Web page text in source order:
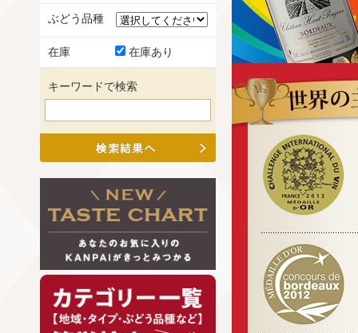
ぶどう品種
在庫 在庫あり
キーワードで検索